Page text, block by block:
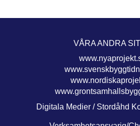
VÅRA ANDRA
Digitala Medier / Stordåhd